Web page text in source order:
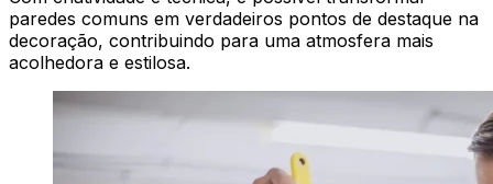
paredes comuns em verdadeiros pontos de destaque na
decoração, contribuindo para uma atmosfera mais
acolhedora e estilosa.